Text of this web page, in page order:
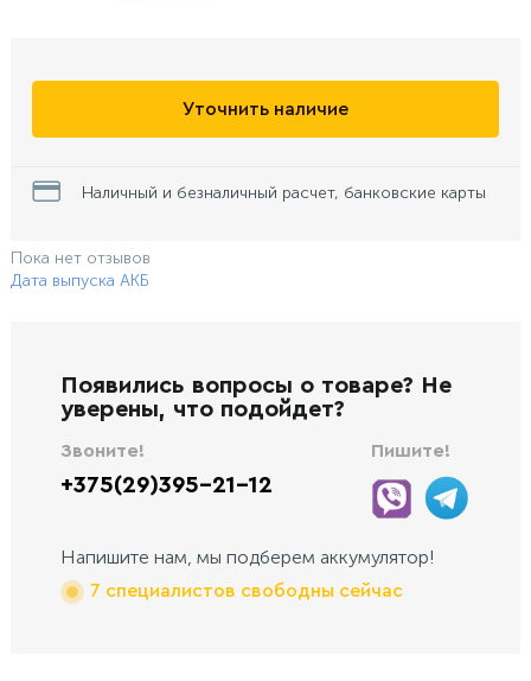
Уточнить наличие
Наличный и безналичный расчет, банковские карты
Пока нет отзывов
Дата выпуска АКБ
Появились вопросы о товаре? Не
уверены, что подойдет?
Звоните!
+375(29)395-21-12
Пишите!
Напишите нам, мы подберем аккумулятор!
7 специалистов свободны сейчас